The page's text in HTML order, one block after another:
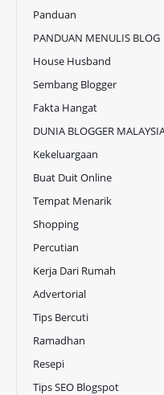
Panduan
PANDUAN MENULIS BLOG
House Husband
Sembang Blogger
Fakta Hangat
DUNIA BLOGGER
Kekeluargaan
Buat Duit Online
Tempat Menarik
Shopping
Percutian
Kerja Dari Rumah
Advertorial
Tips Bercuti
Ramadhan
Resepi
Tips SEO Blogspot